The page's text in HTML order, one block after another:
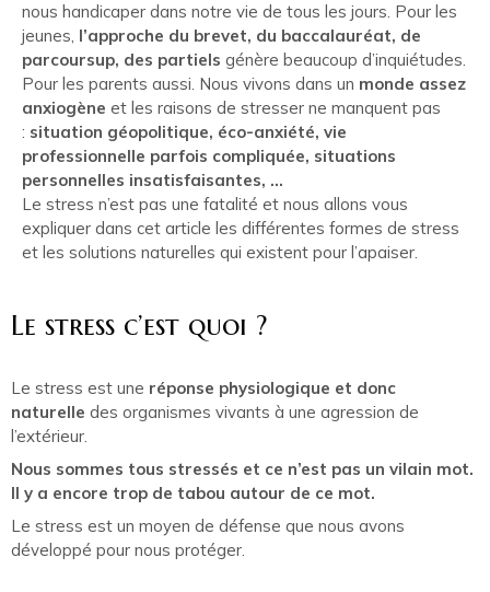
nous handicaper dans notre vie de tous les jours. Pour les
jeunes, l’approche du brevet, du baccalauréat, de
parcoursup, des partiels génère beaucoup d’inquiétudes.
Pour les parents aussi. Nous vivons dans un monde assez
anxiogène et les raisons de stresser ne manquent pas
: situation géopolitique, éco-anxiété, vie
professionnelle parfois compliquée, situations
personnelles insatisfaisantes, …
Le stress n’est pas une fatalité et nous allons vous
expliquer dans cet article les différentes formes de stress
et les solutions naturelles qui existent pour l’apaiser.
Le stress c’est quoi ?
Le stress est une réponse physiologique et donc
naturelle des organismes vivants à une agression de
l’extérieur.
Nous sommes tous stressés et ce n’est pas un vilain mot.
Il y a encore trop de tabou autour de ce mot.
Le stress est un moyen de défense que nous avons
développé pour nous protéger.